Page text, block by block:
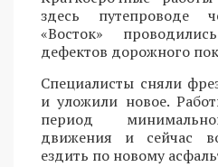
здесь путепроводе
«Восток»
дефектов дорожного
Специалисты сняли
и уложили новое.
период
движения и сейчас
ездить по новому